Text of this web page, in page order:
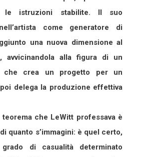
le istruzioni stabilite. Il suo
come generatore di
una nuova dimensione al
avvicinandola alla figura di un
che crea un progetto per un
delega la produzione effettiva
teorema che LeWitt professava è
quanto s’immagini: è quel certo,
grado di casualità determinato